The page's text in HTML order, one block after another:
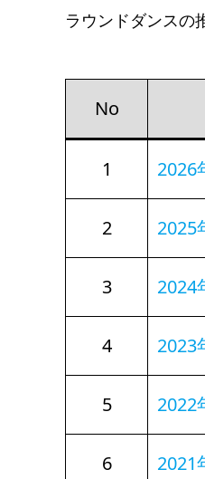
ラウンドダンスの
No
1 2026
2 2025
3 2024
4 2023
5 2022
6 2021